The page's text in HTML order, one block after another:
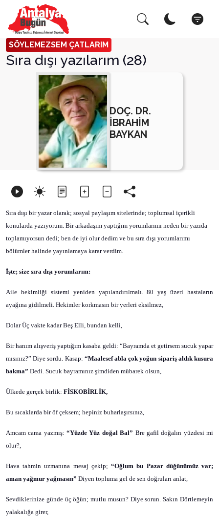
SÖYLEMEZSEM ÇATLARIM
Sıra dışı yazılarım (28)
DOÇ. DR.
İBRAHİM
BAYKAN
Sıra dışı bir yazar olarak; sosyal paylaşım sitelerinde; toplumsal içerikli
konularda yazıyorum. Bir arkadaşım yaptığım yorumlarımı neden bir yazıda
toplamıyorsun dedi; ben de iyi olur dedim ve bu sıra dışı yorumlarımı
bölümler halinde yayınlamaya karar verdim.
İşte; size sıra dışı yorumlarım:
Aile hekimliği sistemi yeniden yapılandırılmalı. 80 yaş üzeri hastaların
ayağına gidilmeli. Hekimler korkmasın bir yerleri eksilmez,
Dolar Üç vakte kadar Beş Elli, bundan kelli,
Bir hanım alışveriş yaptığım kasaba geldi: “Bayramda et getirsem sucuk yapar
mısınız?” Diye sordu. Kasap: “Maalesef abla çok yoğun sipariş aldık kusura
bakma” Dedi. Sucuk bayramınız şimdiden mübarek olsun,
Ülkede gerçek birlik: FİSKOBİRLİK,
Bu sıcaklarda bir öf çeksem; hepiniz buharlaşırsınız,
Amcam cama yazmış:“Yüzde Yüz doğal Bal” Bre gafil doğalın yüzdesi mi
olur?,
Hava tahmin uzmanına mesaj çekip;“Oğlum bu Pazar düğünümüz var;
aman yağmur yağmasın” Diyen topluma gel de sen doğruları anlat,
Sevdiklerinize günde üç öğün; mutlu musun? Diye sorun. Sakın Dörtlemeyin
yalakalığa girer,
Arama Yap! Kapat